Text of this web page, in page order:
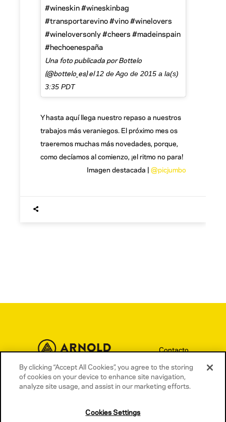
#wineskin #wineskinbag
#transportarevino #vino #winelovers
#wineloversonly #cheers #madeinspain
#hechoenespaña
Una foto publicada por Bottelo
(@bottelo_es) el12 de Ago de 2015 a la(s)
3:35 PDT
Y hasta aquí llega nuestro repaso a nuestros
trabajos más veraniegos. El próximo mes os
traeremos muchas más novedades, porque,
como decíamos al comienzo, ¡el ritmo no para!
Imagen destacada | @picjumbo
Contacto
Términos y condiciones
Política de privacidad
By clicking “Accept All Cookies”, you agree to the storing
of cookies on your device to enhance site navigation,
analyze site usage, and assist in our marketing efforts.
Cookies Settings